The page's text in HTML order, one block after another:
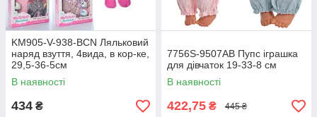
KM905-V-938-BCN Ляльковий
наряд взуття, 4вида, в кор-ке,
29,5-36-5см
В наявності
434 ₴
7756S-9507AB Пупс іграшка
для дівчаток 19-33-8 см
В наявності
422,75 ₴ 445 ₴